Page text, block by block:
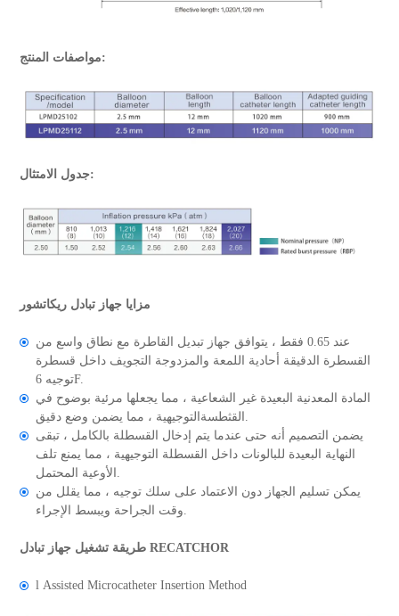
مواصفات المنتج:
جدول الامتثال:
مزايا جهاز تبادل ريكاتشور
عند 0.65 فقط ، يتوافق جهاز تبديل القاطرة مع نطاق واسع من
القسطرة الدقيقة أحادية اللمعة والمزدوجة التجويف داخل قسطرة
توجيه 6F.
المادة المعدنية البعيدة غير الشعاعية ، مما يجعلها مرئية بوضوح في
القثطسةالتوجيهية ، مما يضمن وضع دقيق.
يضمن التصميم أنه حتى عندما يتم إدخال القسطلة بالكامل ، تبقى
النهاية البعيدة للبالونات داخل القسطلة التوجيهية ، مما يمنع تلف
الأوعية المحتمل.
يمكن تسليم الجهاز دون الاعتماد على سلك توجيه ، مما يقلل من
وقت الجراحة ويبسط الإجراء.
طريقة تشغيل جهاز تبادل RECATCHOR
l Assisted Microcatheter Insertion Method